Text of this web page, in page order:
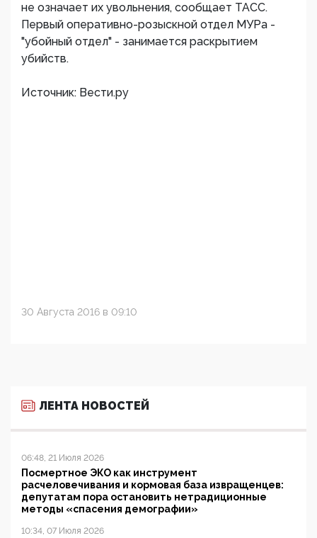
не означает их увольнения, сообщает ТАСС.
Первый оперативно-розыскной отдел МУРа -
"убойный отдел" - занимается раскрытием
убийств.
Источник: Вести.ру
30 Августа 2016 в 09:10
ЛЕНТА НОВОСТЕЙ
06:48, 21 Июля 2026
Посмертное ЭКО как инструмент
расчеловечивания и кормовая база извращенцев:
депутатам пора остановить нетрадиционные
методы «спасения демографии»
10:34, 07 Июля 2026